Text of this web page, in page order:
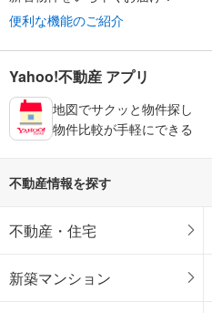
便利な機能のご紹介
Yahoo!不動産 アプリ
地図でサクッと物件探し
物件比較が手軽にできる
不動産情報を探す
不動産・住宅
新築マンション